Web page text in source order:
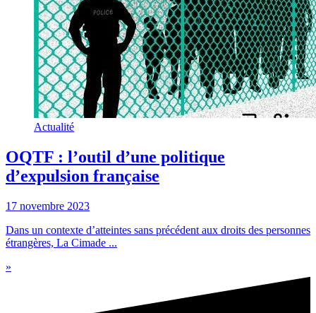
Actualité
OQTF : l’outil d’une politique
d’expulsion française
17 novembre 2023
Dans un contexte d’atteintes sans précédent aux droits des personnes
étrangères, La Cimade ...
»